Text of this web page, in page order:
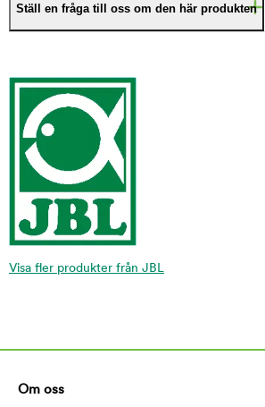
Ställ en fråga till oss om den här produkten
Visa fler produkter från JBL
Om oss